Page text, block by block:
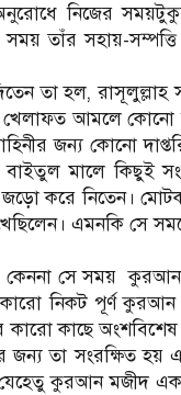
নিজের সময়টুকুর
তাঁর সহায়-সম্পত্তি
তা হল, রাসূলুল্লাহ
আমলে কোনো
জন্য কোনো
মালে কিছুই
করে নিতেন।
এমনকি সে
সে সময় কুরআন
নিকট পূর্ণ কুরআন
কাছে অংশবিশেষ
তা সংরক্ষিত হয়
যেহেতু কুরআন মজীদ